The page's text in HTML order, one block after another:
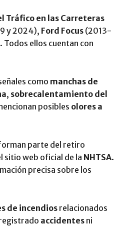
Tráfico en las Carreteras
y 2024), Ford Focus (2013-
ellos cuentan con
como manchas de
, sobrecalentamiento del
posibles olores a
parte del retiro
sitio web oficial de la NHTSA.
precisa sobre los
de incendios relacionados
accidentes ni